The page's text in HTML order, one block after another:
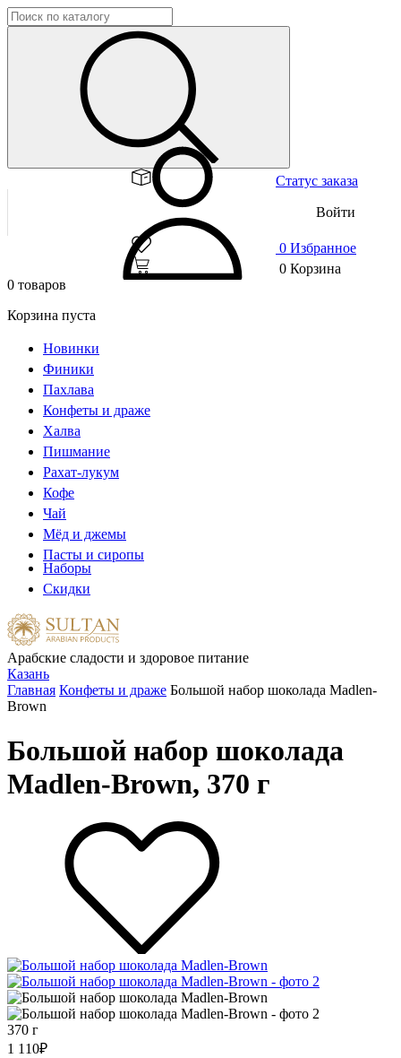
Статус заказа
Войти
0 Избранное
0 Корзина
0 товаров
Корзина пуста
Новинки
Финики
Пахлава
Конфеты и драже
Халва
Пишмание
Рахат-лукум
Кофе
Чай
Мёд и джемы
Пасты и сиропы
Наборы
Скидки
Арабские сладости и здоровое питание
Казань
Главная Конфеты и драже Большой набор шоколада Madlen-
Brown
Большой набор шоколада
Madlen-Brown, 370 г
370 г
1 110₽